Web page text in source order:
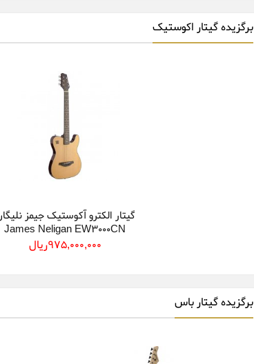
برگزیده گیتار اکوستیک
گیتار الکترو آکوستیک جیمز
James Neligan EW3000CN
975,000,000ريال
برگزیده گیتار باس